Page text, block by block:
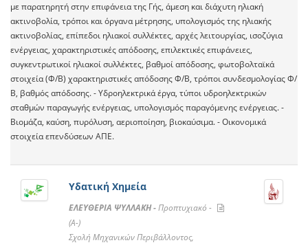
με παρατηρητή στην επιφάνεια της Γής, άμεση και διάχυτη ηλιακή
ακτινοβολία, τρόποι και όργανα μέτρησης, υπολογισμός της ηλιακής
ακτινοβολίας, επίπεδοι ηλιακοί συλλέκτες, αρχές λειτουργίας, ισοζύγια
ενέργειας, χαρακτηριστικές απόδοσης, επιλεκτικές επιφάνειες,
συγκεντρωτικοί ηλιακοί συλλέκτες, βαθμοί απόδοσης, φωτοβολταϊκά
στοιχεία (Φ/Β) χαρακτηριστικές απόδοσης Φ/Β, τρόποι συνδεσμολογίας Φ/
Β, βαθμός απόδοσης. - Υδροηλεκτρικά έργα, τύποι υδροηλεκτρικών
σταθμών παραγωγής ενέργειας, υπολογισμός παραγόμενης ενέργειας. -
Βιομάζα, καύση, πυρόλυση, αεριοποίηση, βιοκαύσιμα. - Οικονομικά
στοιχεία επενδύσεων ΑΠΕ.
Υδατική Χημεία
ΕΛΕΥΘΕΡΙΑ ΨΥΛΛΑΚΗ -Προπτυχιακό -
(A-)
Σχολή Μηχανικών Περιβάλλοντος,